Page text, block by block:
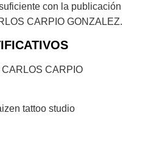
con la publicación
CARPIO GONZALEZ.
CARPIO
tattoo studio